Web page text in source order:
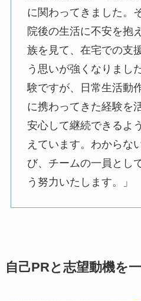
に関わってきました。
院後の生活に不安を抱
族を見て、在宅での支
う思いが強くなりまし
験ですが、日常生活動
に携わってきた経験を
安心して継続できるよ
えています。わからな
び、チームの一員とし
う努力いたします。」
自己PRと志望動機を